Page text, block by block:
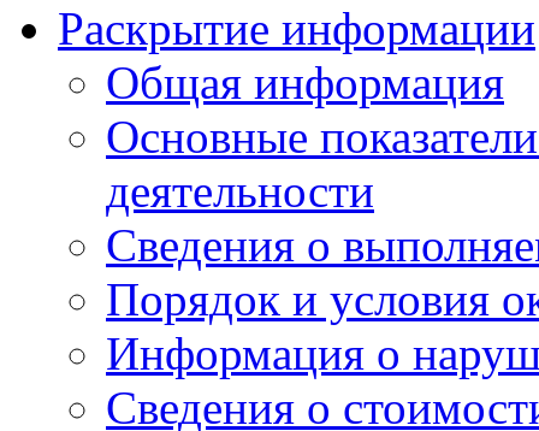
Раскрытие информации
Общая информация
Основные
деятельности
Сведения о
Порядок и условия
Информация о
Сведения о